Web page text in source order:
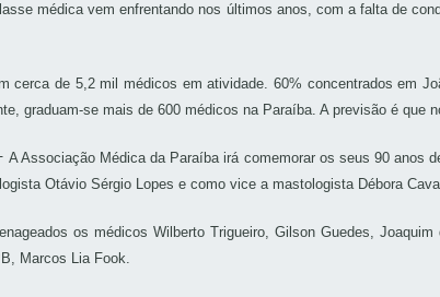
médica vem enfrentando nos últimos anos, com a falta de
cerca de 5,2 mil médicos em atividade. 60% concentrados em
graduam-se mais de 600 médicos na Paraíba. A previsão é
A Associação Médica da Paraíba irá comemorar os seus 90 anos
Otávio Sérgio Lopes e como vice a mastologista Débora
os médicos Wilberto Trigueiro, Gilson Guedes,
Marcos Lia Fook.